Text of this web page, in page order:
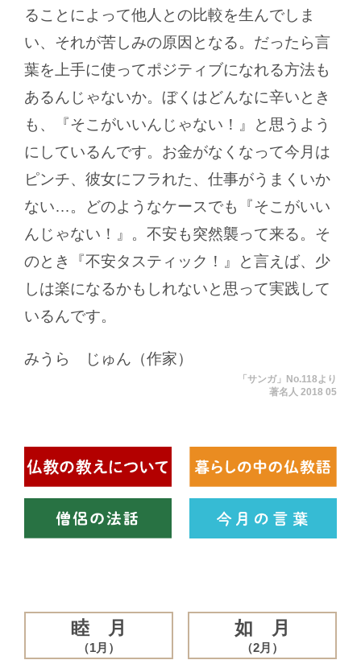
ることによって他人との比較を生んでしま
い、それが苦しみの原因となる。だったら言
葉を上手に使ってポジティブになれる方法も
あるんじゃないか。ぼくはどんなに辛いとき
も、『そこがいいんじゃない！』と思うよう
にしているんです。お金がなくなって今月は
ピンチ、彼女にフラれた、仕事がうまくいか
ない…。どのようなケースでも『そこがいい
んじゃない！』。不安も突然襲って来る。そ
のとき『不安タスティック！』と言えば、少
しは楽になるかもしれないと思って実践して
いるんです。
みうら じゅん（作家）
「サンガ」No.118より
著名人 2018 05
睦 月
（1月）
如 月
（2月）